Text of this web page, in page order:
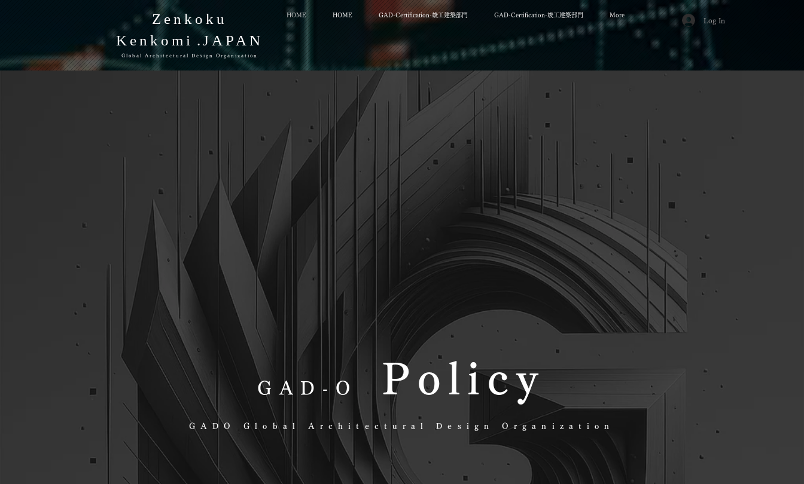
Zenkoku
Kenkomi .JAPAN
HOME HOME GAD-Certification-竣工建築部門 GAD-Certification-竣工建築部門 More
Global Architectural Design Organization
Log In
GAD-O Policy
GADO Global Architectural Design Organization